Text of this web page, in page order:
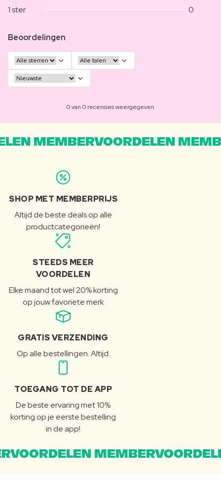
1 ster
0
Beoordelingen
0 van 0 recensies weergegeven
MEMBERVOORDELEN
SHOP MET MEMBERPRIJS
Altijd de beste deals op alle
productcategorieën!
STEEDS MEER
VOORDELEN
Elke maand tot wel 20% korting
op jouw favoriete merk
GRATIS VERZENDING
Op alle bestellingen. Altijd.
TOEGANG TOT DE APP
De beste ervaring met 10%
korting op je eerste bestelling
in de app!